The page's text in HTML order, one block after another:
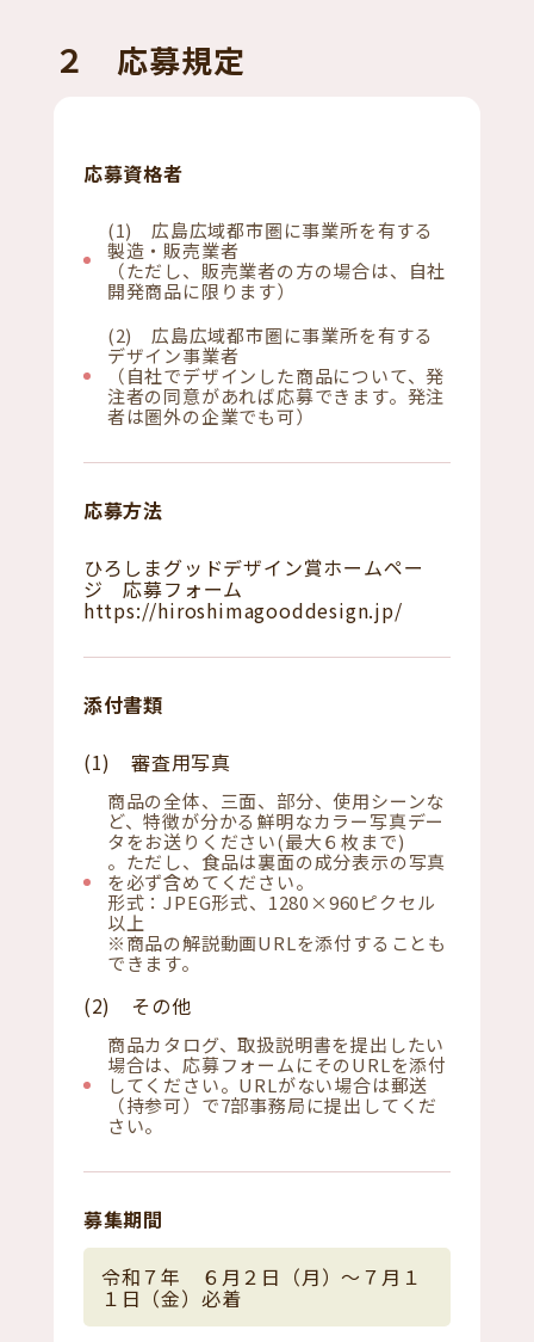
２ 応募規定
応募資格者
(1) 広島広域都市圏に事業所を有する
製造・販売業者
（ただし、販売業者の方の場合は、自社
開発商品に限ります）
(2) 広島広域都市圏に事業所を有する
デザイン事業者
（自社でデザインした商品について、発
注者の同意があれば応募できます。発注
者は圏外の企業でも可）
応募方法
ひろしまグッドデザイン賞ホームペー
ジ 応募フォーム
https://hiroshimagooddesign.jp/
添付書類
(1) 審査用写真
商品の全体、三面、部分、使用シーンな
ど、特徴が分かる鮮明なカラー写真デー
タをお送りください(最大６枚まで)
。ただし、食品は裏面の成分表示の写真
を必ず含めてください。
形式：JPEG形式、1280×960ピクセル
以上
※商品の解説動画URLを添付することも
できます。
(2) その他
商品カタログ、取扱説明書を提出したい
場合は、応募フォームにそのURLを添付
してください。URLがない場合は郵送
（持参可）で7部事務局に提出してくだ
さい。
募集期間
令和７年 ６月２日（月）～７月１
１日（金）必着